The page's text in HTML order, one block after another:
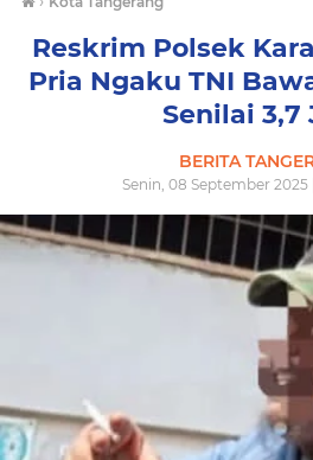
Reskrim Polsek
Pria Ngaku TNI
Senilai 3,7
BERITA
Senin, 08 September 2025